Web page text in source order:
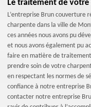
Le traitement de
L’entreprise Brun couverture
charpente dans la ville de
ces années nous avons pu
et nous avons également pu
faire en matière de
prendre soin de votre
en respectant les normes de
confiance à notre entreprise
contacter notre entreprise